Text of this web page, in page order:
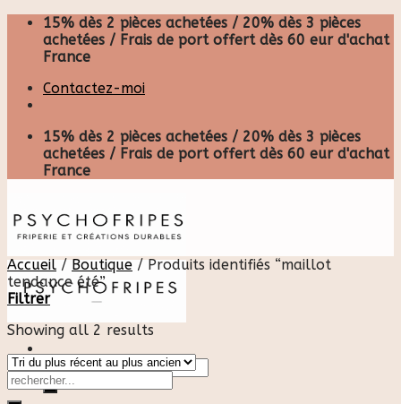
Skip
content
15% dès 2 pièces achetées / 20% dès 3 pièces
achetées / Frais de port offert dès 60 eur d'achat
France
Contactez-moi
15% dès 2 pièces achetées / 20% dès 3 pièces
achetées / Frais de port offert dès 60 eur d'achat
France
Recherche
pour :
Accueil / Boutique /Produits identifiés “maillot
tendance été”
Filtrer
Showing all 2 results